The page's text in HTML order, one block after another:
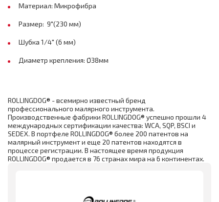
Материал: Микрофибра
Размер: 9"(230 мм)
Шубка 1/4" (6 мм)
Диаметр крепления: Ø38мм
ROLLINGDOG® - всемирно известный бренд
профессионального малярного инструмента.
Производственные фабрики ROLLINGDOG® успешно прошли 4
международных сертификации качества: WCA, SQP, BSCI и
SEDEX. В портфеле ROLLINGDOG® более 200 патентов на
малярный инструмент и еще 20 патентов находятся в
процессе регистрации. В настоящее время продукция
ROLLINGDOG® продается в 76 странах мира на 6 континентах.